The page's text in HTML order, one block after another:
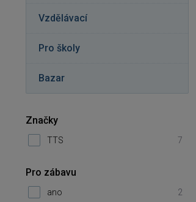
Vzdělávací
Pro školy
Bazar
Značky
TTS 7
Pro zábavu
ano 2